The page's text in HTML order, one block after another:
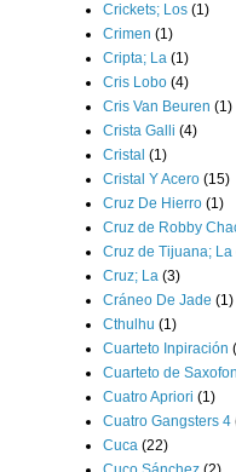
Crickets; Los (1)
Crimen (1)
Cripta; La (1)
Cris Lobo (4)
Cris Van Beuren (1)
Crista Galli (4)
Cristal (1)
Cristal Y Acero (15)
Cruz De Hierro (1)
Cruz de Robby
Cruz de Tijuana; La
Cruz; La (3)
Cráneo De Jade (1)
Cthulhu (1)
Cuarteto Inpiración
Cuarteto de
Cuatro Apriori (1)
Cuatro Gangsters 4
Cuca (22)